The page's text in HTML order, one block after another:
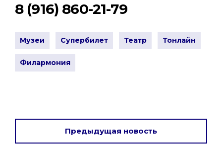
8 (916) 860-21-79
Музеи Супербилет Театр Тонлайн
Филармония
Предыдущая новость